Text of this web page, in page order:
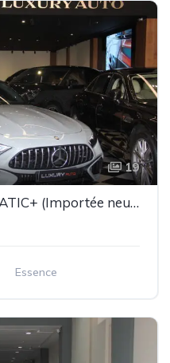
19
Mercedes AMG SL 63 4MATIC+ (Importée neuve)
Essence